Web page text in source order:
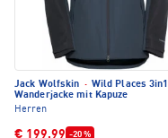
Jack Wolfskin · Wild Places 3in1
Wanderjacke mit Kapuze
Herren
€ 199,99 -20 %